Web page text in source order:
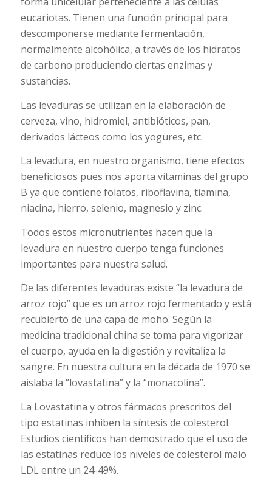
eucariotas. Tienen una función principal para
descomponerse mediante fermentación,
normalmente alcohólica, a través de los hidratos
de carbono produciendo ciertas enzimas y
sustancias.
Las levaduras se utilizan en la elaboración de
cerveza, vino, hidromiel, antibióticos, pan,
derivados lácteos como los yogures, etc.
La levadura, en nuestro organismo, tiene efectos
beneficiosos pues nos aporta vitaminas del grupo
B ya que contiene folatos, riboflavina, tiamina,
niacina, hierro, selenio, magnesio y zinc.
Todos estos micronutrientes hacen que la
levadura en nuestro cuerpo tenga funciones
importantes para nuestra salud.
De las diferentes levaduras existe “la levadura de
arroz rojo” que es un arroz rojo fermentado y está
recubierto de una capa de moho. Según la
medicina tradicional china se toma para vigorizar
el cuerpo, ayuda en la digestión y revitaliza la
sangre. En nuestra cultura en la década de 1970 se
aislaba la “lovastatina” y la “monacolina”.
La Lovastatina y otros fármacos prescritos del
tipo estatinas inhiben la síntesis de colesterol.
Estudios científicos han demostrado que el uso de
las estatinas reduce los niveles de colesterol malo
LDL entre un 24-49%.